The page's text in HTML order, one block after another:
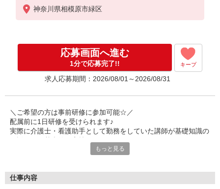
★週払いOK（規定あり）
神奈川県相模原市緑区
応募画面へ進む
1分で応募完了!! キープ
求人応募期間：2026/08/01～2026/08/31
＼ご希望の方は事前研修に参加可能☆／
配属前に1日研修を受けられます♪
実際に介護士・看護助手として勤務をしていた講師が基礎知識の
※時給：1,226円＋交通費（規定あり）支給あり
12-14）
もっと見る
仕事内容